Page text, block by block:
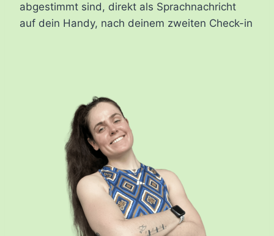
abgestimmt sind, direkt als Sprachnachricht
auf dein Handy, nach deinem zweiten Check-in